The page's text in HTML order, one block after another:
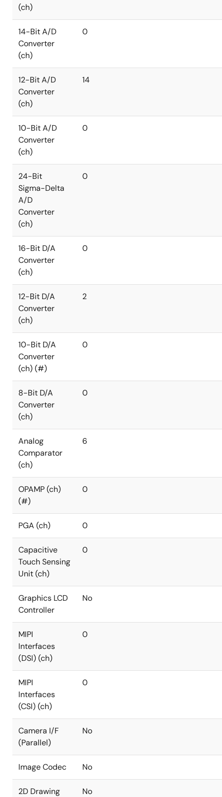
(ch)
14-Bit A/D
Converter
(ch)
0
12-Bit A/D
Converter
(ch)
14
10-Bit A/D
Converter
(ch)
0
24-Bit
Sigma-Delta
A/D
Converter
(ch)
0
16-Bit D/A
Converter
(ch)
0
12-Bit D/A
Converter
(ch)
2
10-Bit D/A
Converter
(ch) (#)
0
8-Bit D/A
Converter
(ch)
0
Analog
Comparator
(ch)
6
OPAMP (ch)
(#)
0
PGA (ch) 0
Capacitive
Touch Sensing
Unit (ch)
0
Graphics LCD
Controller
No
MIPI
Interfaces
(DSI) (ch)
0
MIPI
Interfaces
(CSI) (ch)
0
Camera I/F
(Parallel)
No
Image Codec No
2D Drawing
No